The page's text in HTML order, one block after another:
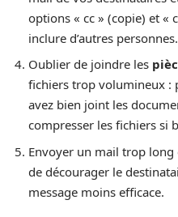
options « cc » (copie) et «
inclure d’autres personnes.
Oublier de joindre les
fichiers trop volumineux :
avez bien joint les
compresser les fichiers si
Envoyer un mail trop
de décourager le
message moins efficace.